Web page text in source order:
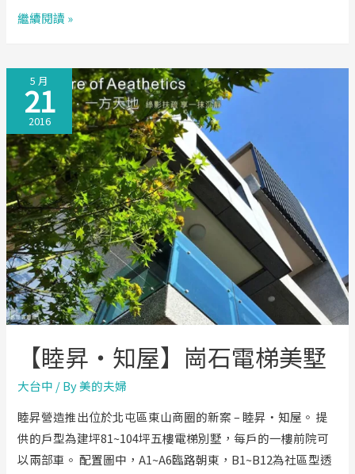
【昂
媂
芬
妮】
站
前
水
岸
景
觀
住
宅
繼續閱讀 »
5 月
21
2016
【睦昇‧知屋】崗石電梯美墅
大台中 / By美的夫婦
睦昇營造推出位於北屯區東山商圈的新案 – 睦昇‧知屋。 提
供的戶型為建坪81~104坪五樓電梯別墅，每戶的一樓前院可
以兩部車。 配置圖中，A1~A6臨路朝東，B1~B12為社區型透